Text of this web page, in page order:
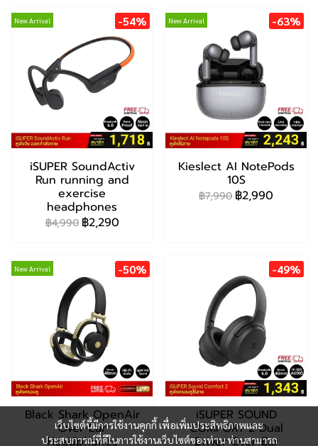
New Arrival -54%
iSUPER SoundActiv
Run running and
exercise
headphones
฿4,990 ฿2,290
New Arrival -63%
Kieslect AI NotePods
10S
฿7,990 ฿2,990
New Arrival -50%
Black Shark OpenAir
Over-Ear
Headphones
-49%
iSUPER SOUND
COMFORT 2 Dual
Driver Over-Ear
เว็บไซต์นี้มีการใช้งานคุกกี้ เพื่อเพิ่มประสิทธิภาพและ
ประสบการณ์ที่ดีในการใช้งานเว็บไซต์ของท่าน ท่านสามารถ